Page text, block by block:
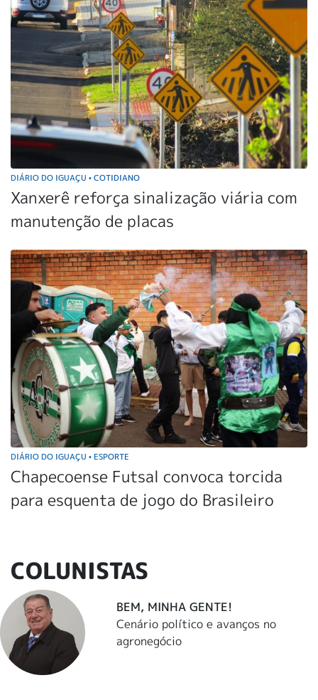
DIÁRIO DO IGUAÇU • COTIDIANO
Xanxerê reforça sinalização viária com
manutenção de placas
DIÁRIO DO IGUAÇU • ESPORTE
Chapecoense Futsal convoca torcida
para esquenta de jogo do Brasileiro
COLUNISTAS
BEM, MINHA GENTE!
Cenário político e avanços no
agronegócio